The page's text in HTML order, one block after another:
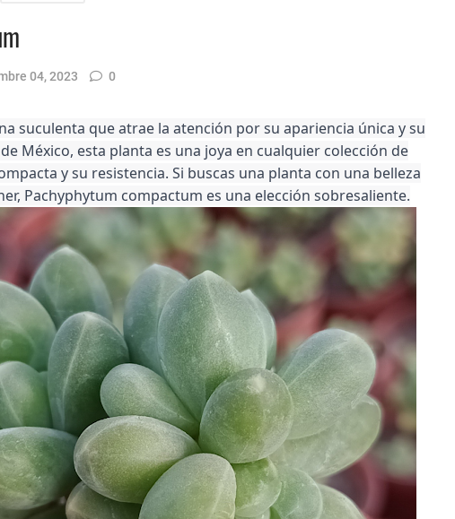
04, 2023 0
suculenta que atrae la atención por su apariencia única y su
México, esta planta es una joya en cualquier colección de
y su resistencia. Si buscas una planta con una belleza
Pachyphytum compactum es una elección sobresaliente.